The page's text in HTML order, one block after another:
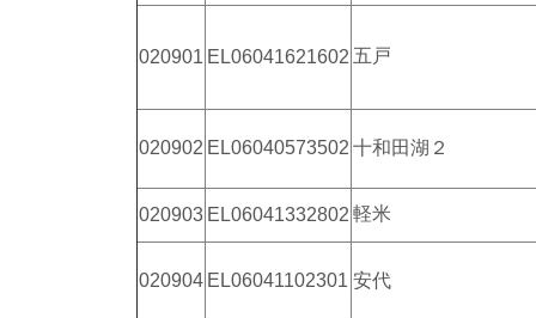
020901 EL06041621602 五戸
020902 EL06040573502 十和田湖２
020903 EL06041332802 軽米
020904 EL06041102301 安代